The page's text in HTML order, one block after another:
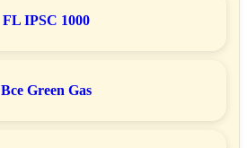
FL IPSC 1000
Все Green Gas